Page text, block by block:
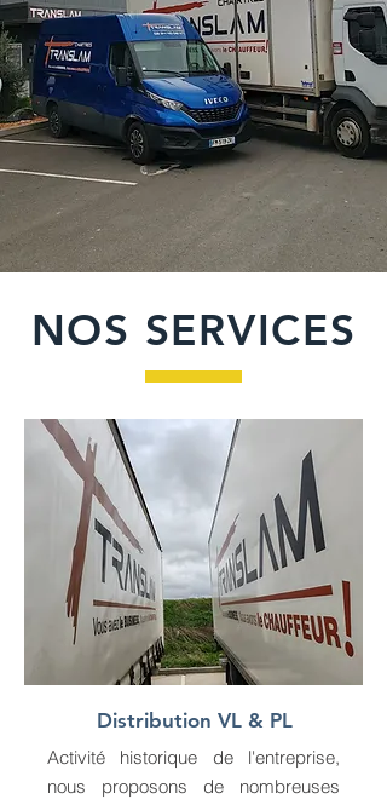
NOS SERVICES
Distribution VL & PL
Activité historique de l'entreprise,
nous proposons de nombreuses